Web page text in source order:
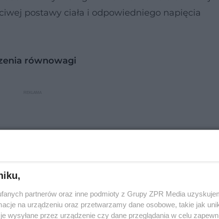
postawy ciała i odpowiedniego napięcia
równowagi
partnerów oraz inne podmioty z Grupy ZPR Media
na urządzeniu oraz przetwarzamy dane osobowe, takie jak
wysyłane przez urządzenie czy dane przeglądania w celu